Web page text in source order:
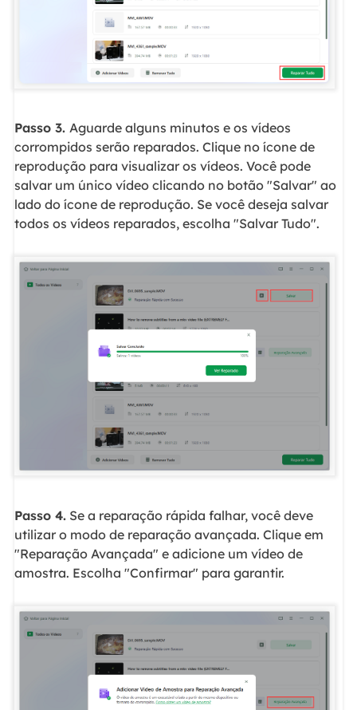
Passo 3. Aguarde alguns minutos e os vídeos
corrompidos serão reparados. Clique no ícone de
reprodução para visualizar os vídeos. Você pode
salvar um único vídeo clicando no botão "Salvar" ao
lado do ícone de reprodução. Se você deseja salvar
todos os vídeos reparados, escolha "Salvar Tudo".
Passo 4.Se a reparação rápida falhar, você deve
utilizar o modo de reparação avançada. Clique em
"Reparação Avançada" e adicione um vídeo de
amostra. Escolha "Confirmar" para garantir.